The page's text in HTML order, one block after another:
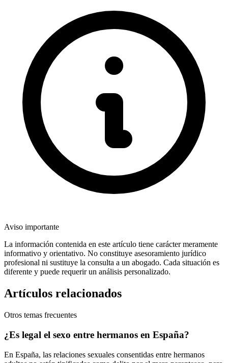
Aviso importante
La información contenida en este artículo tiene carácter meramente
informativo y orientativo. No constituye asesoramiento jurídico
profesional ni sustituye la consulta a un abogado. Cada situación es
diferente y puede requerir un análisis personalizado.
Artículos relacionados
Otros temas frecuentes
¿Es legal el sexo entre hermanos en España?
En España, las relaciones sexuales consentidas entre hermanos